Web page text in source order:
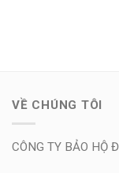
VỀ CHÚNG TÔI
CÔNG TY BẢO HỘ